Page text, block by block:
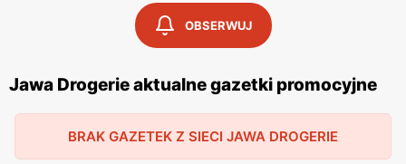
Jawa Drogerie – szeroki asortyment
klientka znajdzie coś dla siebie. W drogerii
znajdziemy kosmetyki i dermokosmetyki popularnych
marek oraz akcesoria do makijażu. Drogerie
OBSERWUJ
Jawa Drogerie aktualne gazetki promocyjne
BRAK GAZETEK Z SIECI JAWA DROGERIE